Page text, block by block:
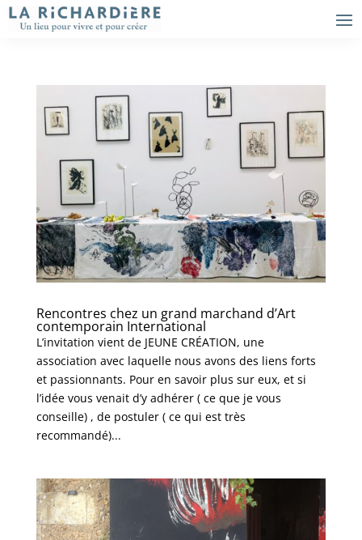
Rencontres chez un grand marchand d’Art
contemporain International
L’invitation vient de JEUNE CRÉATION, une
association avec laquelle nous avons des liens forts
et passionnants. Pour en savoir plus sur eux, et si
l’idée vous venait d’y adhérer ( ce que je vous
conseille) , de postuler ( ce qui est très
recommandé)...